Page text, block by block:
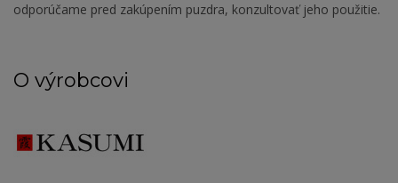
odporúčame pred zakúpením puzdra, konzultovať jeho použitie.
O výrobcovi